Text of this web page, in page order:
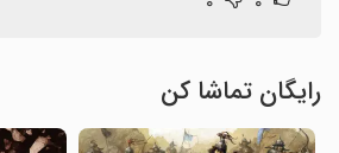
رایگان تماشا کن